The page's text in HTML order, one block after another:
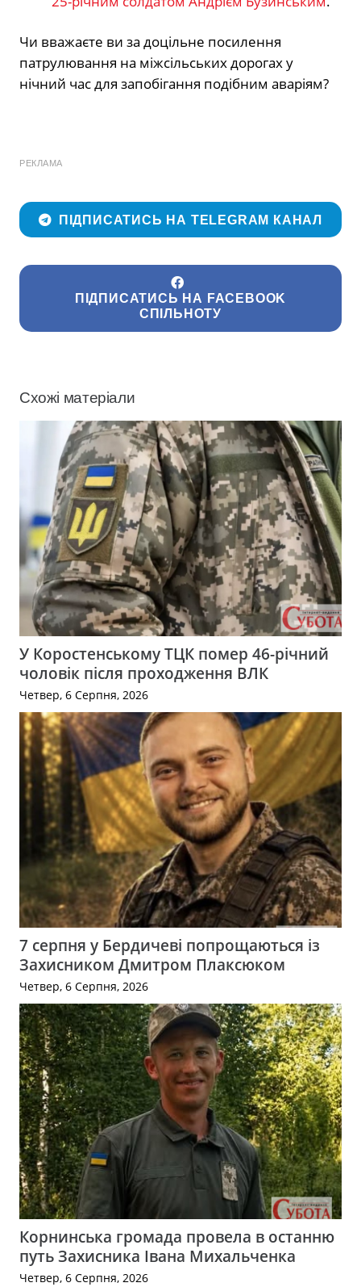
Чи вважаєте ви за доцільне посилення
патрулювання на міжсільських дорогах у
нічний час для запобігання подібним аваріям?
РЕКЛАМА
ПІДПИСАТИСЬ НА TELEGRAM КАНАЛ
ПІДПИСАТИСЬ НА FACEBOOK
СПІЛЬНОТУ
Схожі матеріали
У Коростенському ТЦК помер 46-річний
чоловік після проходження ВЛК
Четвер, 6 Серпня, 2026
7 серпня у Бердичеві попрощаються із
Захисником Дмитром Плаксюком
Четвер, 6 Серпня, 2026
Корнинська громада провела в останню
путь Захисника Івана Михальченка
Четвер, 6 Серпня, 2026